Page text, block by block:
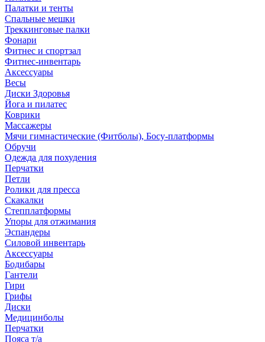
Палатки и тенты
Спальные мешки
Треккинговые палки
Фонари
Фитнес и спортзал
Фитнес-инвентарь
Аксессуары
Весы
Диски Здоровья
Йога и пилатес
Коврики
Массажеры
Мячи гимнастические (Фитболы), Босу-платформы
Обручи
Одежда для похудения
Перчатки
Петли
Ролики для пресса
Скакалки
Степплатформы
Упоры для отжимания
Эспандеры
Силовой инвентарь
Аксессуары
Бодибары
Гантели
Гири
Грифы
Диски
Медицинболы
Перчатки
Пояса т/а